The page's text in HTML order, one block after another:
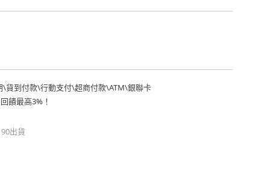
\貨到付款\行動支付\超商付款\ATM\銀聯卡
饋最高3%！
出貨